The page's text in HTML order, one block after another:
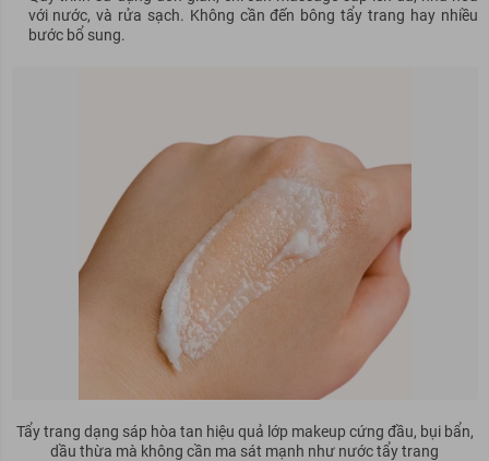
với nước, và rửa sạch. Không cần đến bông tẩy trang hay nhiều
bước bổ sung.
Tẩy trang dạng sáp hòa tan hiệu quả lớp makeup cứng đầu, bụi bẩn,
dầu thừa mà không cần ma sát mạnh như nước tẩy trang